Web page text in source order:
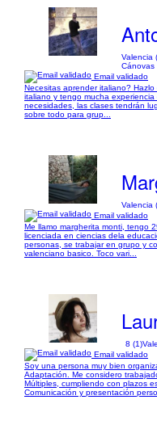
Valencia
Cánovas
Email validado
Necesitas aprender italiano?
italiano y tengo mucha
necesidades, las clases tendrán
sobre todo para grup...
Valencia
Email validado
Me llamo margherita monti, tengo
licenciada en ciencias dela
personas, se trabajar en grupo y
valenciano basico. Toco vari...
8 (1)
Email validado
Soy una persona muy bien
Adaptación. Me considero
Múltiples, cumpliendo con plazos
Comunicación y presentación